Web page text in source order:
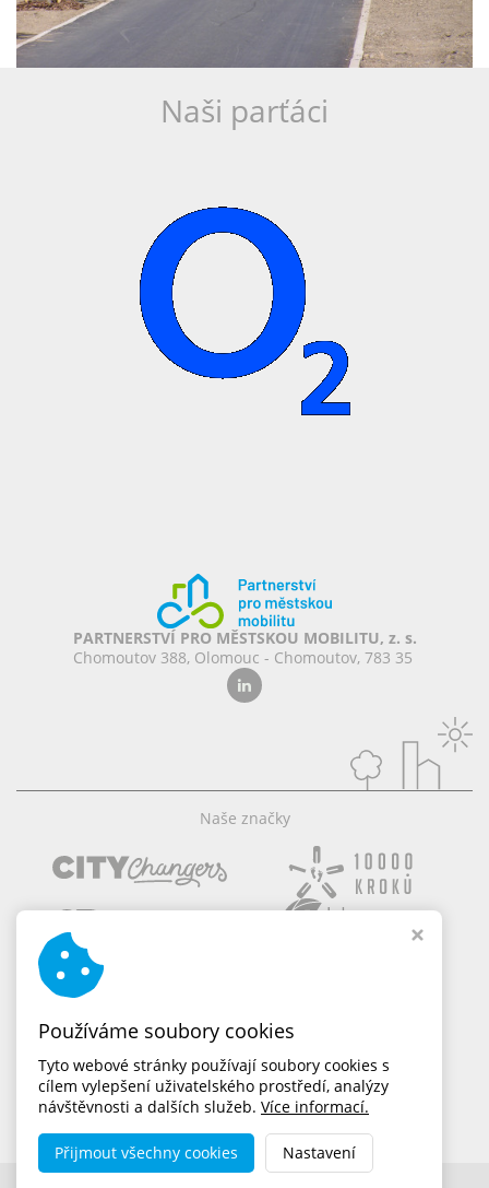
Naši parťáci
PARTNERSTVÍ PRO MĚSTSKOU MOBILITU, z. s.
Chomoutov 388, Olomouc - Chomoutov, 783 35
Naše značky
Používáme soubory cookies
Tyto webové stránky používají soubory cookies s
cílem vylepšení uživatelského prostředí, analýzy
návštěvnosti a dalších služeb. Více informací.
Přijmout všechny cookies Nastavení